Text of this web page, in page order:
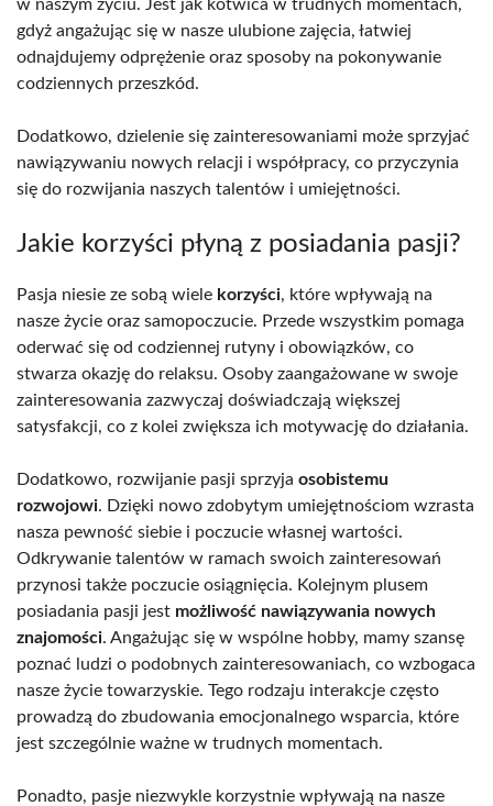
w naszym życiu. Jest jak kotwica w trudnych momentach,
gdyż angażując się w nasze ulubione zajęcia, łatwiej
odnajdujemy odprężenie oraz sposoby na pokonywanie
codziennych przeszkód.
Dodatkowo, dzielenie się zainteresowaniami może sprzyjać
nawiązywaniu nowych relacji i współpracy, co przyczynia
się do rozwijania naszych talentów i umiejętności.
Jakie korzyści płyną z posiadania pasji?
Pasja niesie ze sobą wiele korzyści, które wpływają na
nasze życie oraz samopoczucie. Przede wszystkim pomaga
oderwać się od codziennej rutyny i obowiązków, co
stwarza okazję do relaksu. Osoby zaangażowane w swoje
zainteresowania zazwyczaj doświadczają większej
satysfakcji, co z kolei zwiększa ich motywację do działania.
Dodatkowo, rozwijanie pasji sprzyja osobistemu
rozwojowi. Dzięki nowo zdobytym umiejętnościom wzrasta
nasza pewność siebie i poczucie własnej wartości.
Odkrywanie talentów w ramach swoich zainteresowań
przynosi także poczucie osiągnięcia. Kolejnym plusem
posiadania pasji jest możliwość nawiązywania nowych
znajomości. Angażując się w wspólne hobby, mamy szansę
poznać ludzi o podobnych zainteresowaniach, co wzbogaca
nasze życie towarzyskie. Tego rodzaju interakcje często
prowadzą do zbudowania emocjonalnego wsparcia, które
jest szczególnie ważne w trudnych momentach.
Ponadto, pasje niezwykle korzystnie wpływają na nasze